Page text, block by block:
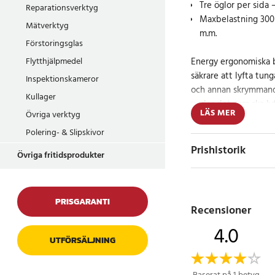
Reparationsverktyg
Mätverktyg
Förstoringsglas
Flytthjälpmedel
Inspektionskameror
Kullager
Övriga verktyg
Polering- & Slipskivor
Övriga fritidsprodukter
PRISGARANTI
UTFÖRSÄLJNING
Tre öglor per sida
Maxbelastning
m.m.
Energy
säkrare att lyfta
och annan
under det som ska
underarmarna via
vikten jämnt och
samtidigt och kräver
De är tillverkade av
konstruerade för
kg. Perfekta vid flytt,
LÄS MER
Prishistorik
Recensioner
4.0